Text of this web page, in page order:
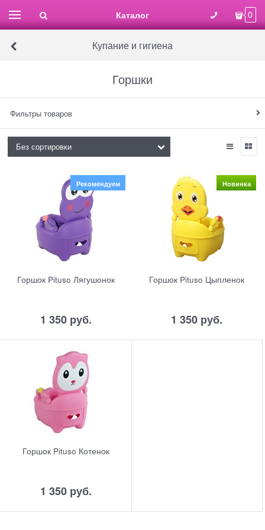
Каталог 0
Купание и гигиена
Горшки
Фильтры товаров
Горшок Pituso Лягушонок
1 350 руб.
Рекомендуем
Горшок Pituso Цыпленок
1 350 руб.
Новинка
Горшок Pituso Котенок
1 350 руб.